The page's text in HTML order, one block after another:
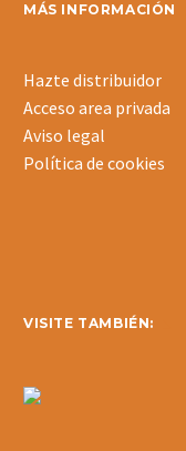
MÁS INFORMACIÓN
Hazte distribuidor
Acceso area privada
Aviso legal
Política de cookies
VISITE TAMBIÉN: